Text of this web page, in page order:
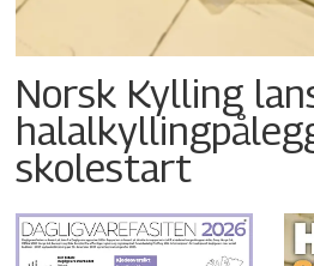
Norsk Kylling
skolestart